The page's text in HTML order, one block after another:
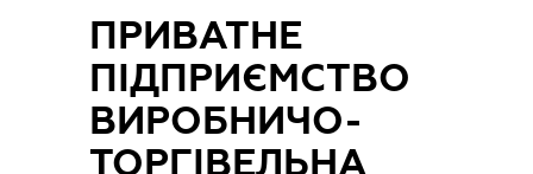
ПРИВАТНЕ
ПІДПРИЄМСТВО
ВИРОБНИЧО-
ТОРГІВЕЛЬНА